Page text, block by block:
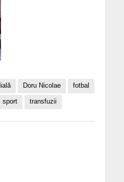
Doru Nicolae fotbal
sport transfuzii